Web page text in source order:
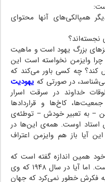
همپالکی‌های آنها محتوای
بزرگ یهود است و ماهیت
وایزمن نخواسته است این
کند؟ چه کسی باور می‌کند که
در صورتی که یهودیت
خداوند در سرقت اسرار
کاخ‌ها و قراردادها
– به تعبیر خودش – توطئه‌ی
استاد اوست. همه‌ی این‌ها در
آیا باز هم وایزمن اعتراف
خود همین اندازه گفته است که
پروتکل‌ها توطئه‌ی پلید یهودیت است. اما آیا در سال ۱۹۴۸ که وی
فکرش خطور نمی‌کرد که جهان